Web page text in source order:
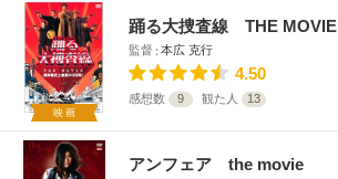
映画
踊る大捜査線 THE MOVIE
監督 本広 克行
4.50
感想数 9 観た人 13
アンフェア the movie